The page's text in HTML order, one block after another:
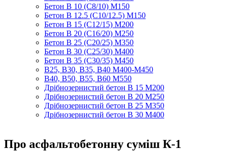
Бетон B 10 (C8/10) M150
Бетон B 12.5 (C10/12.5) M150
Бетон B 15 (C12/15) M200
Бетон B 20 (C16/20) M250
Бетон B 25 (C20/25) M350
Бетон B 30 (C25/30) M400
Бетон B 35 (C30/35) M450
B25, B30, B35, B40 M400-M450
B40, B50, B55, B60 M550
Дрібнозернистий бетон B 15 M200
Дрібнозернистий бетон B 20 M250
Дрібнозернистий бетон B 25 M350
Дрібнозернистий бетон B 30 M400
Про асфальтобетонну суміш К-1